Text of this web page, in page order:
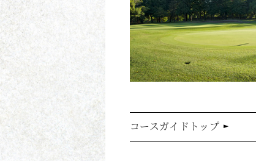
コースガイドトップ